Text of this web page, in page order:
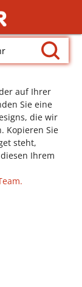
auf Ihrer
Sie eine
die wir
Kopieren Sie
steht,
Ihrem